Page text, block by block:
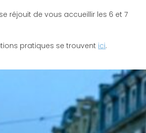
réjouit de vous accueillir les 6 et 7
pratiques se trouvent ici.